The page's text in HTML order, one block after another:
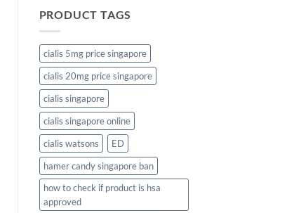
PRODUCT TAGS
cialis 5mg price singapore
cialis 20mg price singapore
cialis singapore
cialis singapore online
cialis watsons
ED
hamer candy singapore ban
how to check if product is hsa
approved